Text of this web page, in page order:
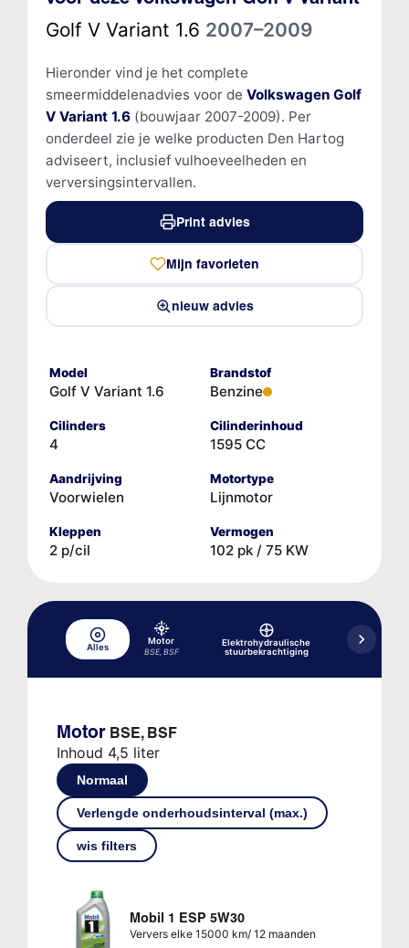
Golf V Variant 1.6 2007–2009
Hieronder vind je het complete
smeermiddelenadvies voor de Volkswagen Golf
V Variant 1.6(bouwjaar 2007-2009). Per
onderdeel zie je welke producten Den Hartog
adviseert, inclusief vulhoeveelheden en
verversingsintervallen.
Print advies
Mijn favorieten
nieuw advies
Model
Golf V Variant 1.6
Brandstof
Benzine
Cilinders
4
Cilinderinhoud
1595 CC
Aandrijving
Voorwielen
Motortype
Lijnmotor
Kleppen
2 p/cil
Vermogen
102 pk / 75 KW
Alles
Motor
BSE, BSF
Elektrohydraulische
stuurbekrachtiging
rem-/
Motor BSE, BSF
Inhoud 4,5 liter
Normaal
Verlengde onderhoudsinterval (max.)
wis filters
Mobil 1 ESP 5W30
Ververs elke 15000 km/ 12 maanden